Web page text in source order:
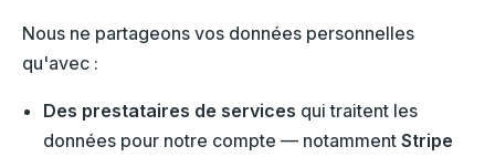
Nous ne partageons vos données personnelles
qu'avec :
Des prestataires de services qui traitent les
données pour notre compte — notammentStripe